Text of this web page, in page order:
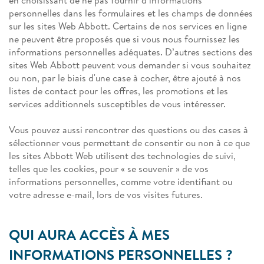
personnelles dans les formulaires et les champs de données
sur les sites Web Abbott. Certains de nos services en ligne
ne peuvent être proposés que si vous nous fournissez les
informations personnelles adéquates. D’autres sections des
sites Web Abbott peuvent vous demander si vous souhaitez
ou non, par le biais d'une case à cocher, être ajouté à nos
listes de contact pour les offres, les promotions et les
services additionnels susceptibles de vous intéresser.
Vous pouvez aussi rencontrer des questions ou des cases à
sélectionner vous permettant de consentir ou non à ce que
les sites Abbott Web utilisent des technologies de suivi,
telles que les cookies, pour « se souvenir » de vos
informations personnelles, comme votre identifiant ou
votre adresse e-mail, lors de vos visites futures.
QUI AURA ACCÈS À MES
INFORMATIONS PERSONNELLES ?